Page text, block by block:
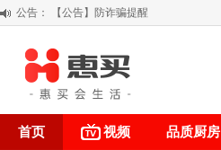
公告：
【积分调整公告】
关于假冒我公司“惠买小程序“的声明
【公告】防诈骗提醒
首页 视频 品质厨房